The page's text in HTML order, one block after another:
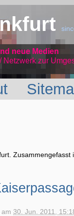
neue Medien
Netzwerk zur
Zusammengefasst
am 30. Jun. 2011,